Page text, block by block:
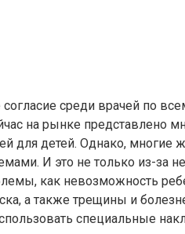
среди врачей по
на рынке представлено
для детей. Однако,
И это не только из-за
как невозможность
а также трещины и
специальные